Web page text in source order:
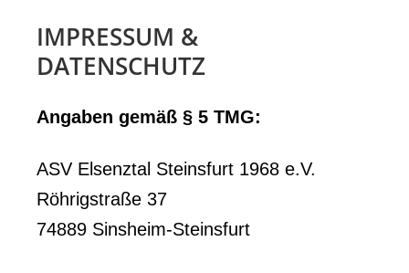
IMPRESSUM &
DATENSCHUTZ
Angaben gemäß § 5 TMG:
ASV Elsenztal Steinsfurt 1968 e.V.
Röhrigstraße 37
74889 Sinsheim-Steinsfurt